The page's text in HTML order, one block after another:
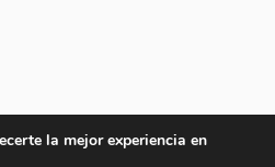
la mejor experiencia en